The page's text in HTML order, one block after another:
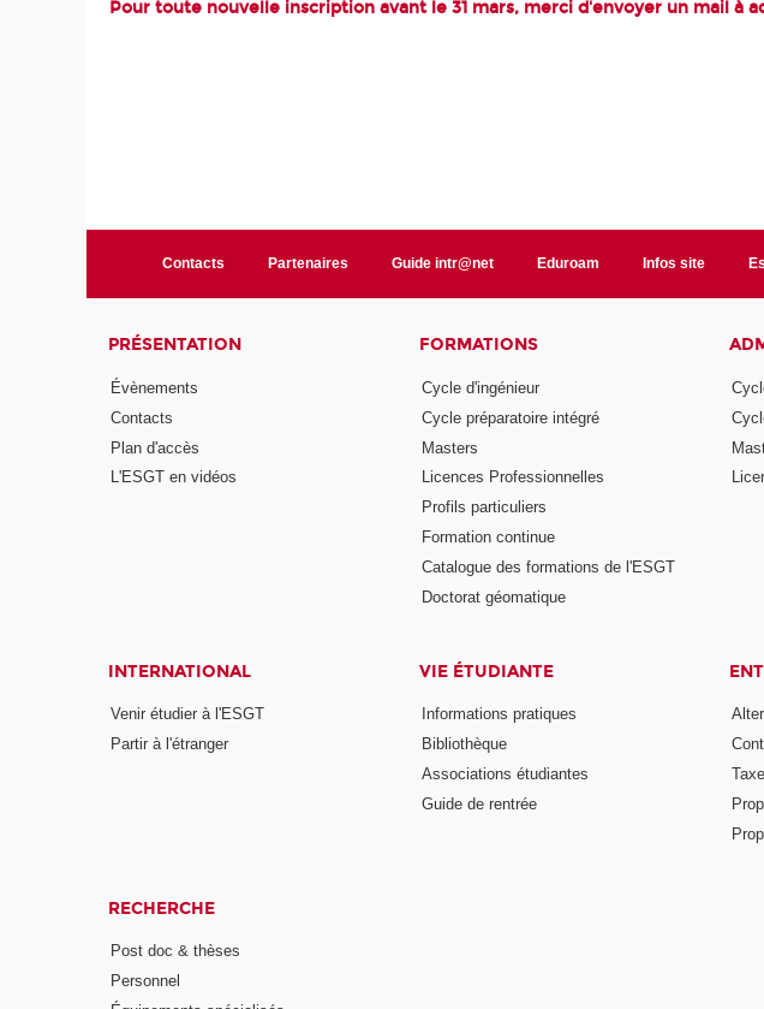
Pour toute nouvelle inscription avant le 31 mars, merci d'envoyer un mail à
Contacts Partenaires Guide intr@net Eduroam Infos site
PRÉSENTATION
Évènements
Contacts
Plan d'accès
L'ESGT en vidéos
FORMATIONS
Cycle d'ingénieur
Cycle préparatoire intégré
Masters
Licences Professionnelles
Profils particuliers
Formation continue
Catalogue des formations de l'ESGT
Doctorat géomatique
INTERNATIONAL
Venir étudier à l'ESGT
Partir à l'étranger
VIE ÉTUDIANTE
Informations pratiques
Bibliothèque
Associations étudiantes
Guide de rentrée
RECHERCHE
Post doc & thèses
Personnel